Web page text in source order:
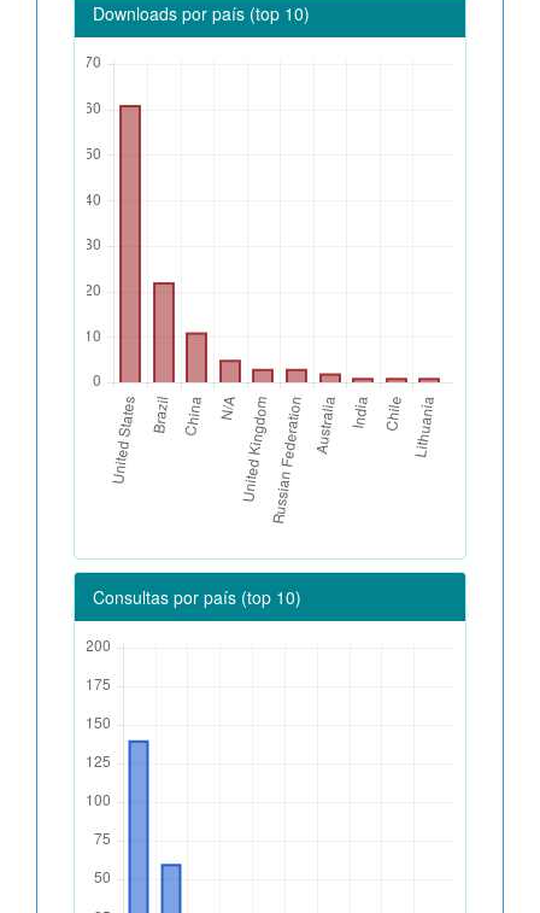
Downloads por país (top 10)
Consultas por país (top 10)